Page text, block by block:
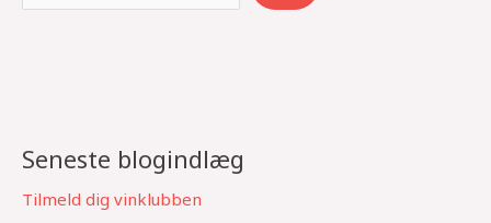
e
Seneste blogindlæg
Tilmeld dig vinklubben